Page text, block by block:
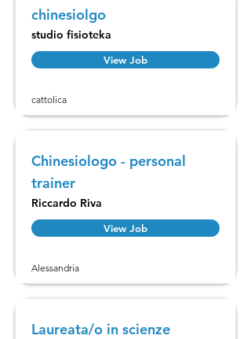
chinesiolgo
studio fisioteka
View Job
cattolica
Chinesiologo - personal
trainer
Riccardo Riva
View Job
Alessandria
Laureata/o in scienze